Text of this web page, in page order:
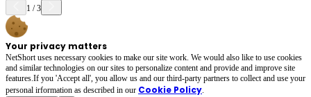
1 /3
Your privacy matters
NetShort uses necessary cookies to make our site work. We would also like to use cookies
and similar technologies on our sites to personalize content and provide and improve site
features.If you 'Accept all', you allow us and our third-party partners to collect and use your
personal irformation as described in our Cookie Policy.